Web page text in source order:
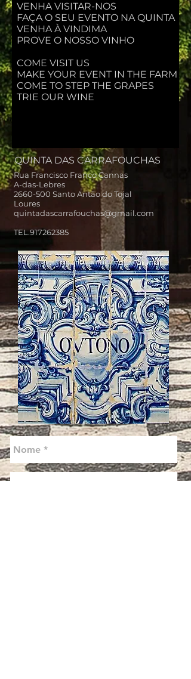
VENHA VISITAR-NOS
FAÇA O SEU EVENTO NA QUINTA
VENHA À VINDIMA
PROVE O NOSSO VINHO
COME VISIT US
MAKE YOUR EVENT IN THE FARM
COME TO STEP THE GRAPES
TRIE OUR WINE
QUINTA DAS CARRAFOUCHAS
Rua Francisco Franco Cannas
A-das-Lebres
2660-500 Santo Antão do Tojal
Loures
quintadascarrafouchas@gmail.com
TEL.917262385